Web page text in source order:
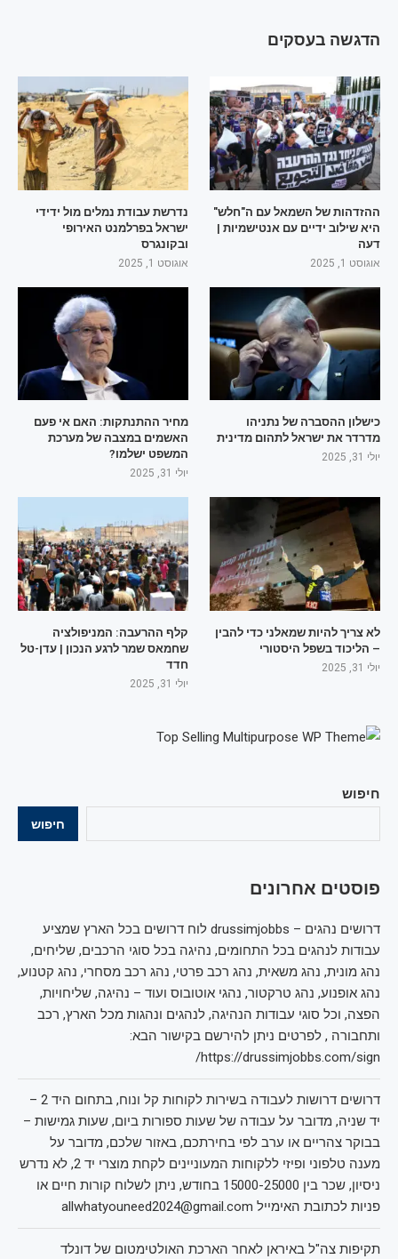
חיפוש
חיפוש
פוסטים אחרונים
דרושים נהגים – drussimjobbs לוח דרושים בכל הארץ שמציע
עבודות לנהגים בכל התחומים, נהיגה בכל סוגי הרכבים, שליחים,
נהג מונית, נהג משאית, נהג רכב פרטי, נהג רכב מסחרי, נהג קטנוע,
נהג אופנוע, נהג טרקטור, נהגי אוטובוס ועוד – נהיגה, שליחויות,
הפצה, וכל סוגי עבודות הנהיגה, לנהגים ונהגות מכל הארץ, רכב
ותחבורה , לפרטים ניתן להירשם בקישור הבא:
https://drussimjobbs.com/sign/
דרושים דרושות לעבודה בשירות לקוחות קל ונוח, בתחום היד 2 –
יד שניה, מדובר על עבודה של שעות ספורות ביום, שעות גמישות –
בבוקר צהריים או ערב לפי בחירתכם, באזור שלכם, מדובר על
מענה טלפוני ופיזי ללקוחות המעוניינים לקחת מוצרי יד 2, לא נדרש
ניסיון, שכר בין 15000-25000 בחודש, ניתן לשלוח קורות חיים או
פניות לכתובת האימייל allwhatyouneed2024@gmail.com
תקיפות צה"ל באיראן לאחר הארכת האולטימטום של דונלד
הדגשה בעסקים
ההזדהות של השמאל עם ה"חלש"
היא שילוב ידיים עם אנטישמיות |
דעה
אוגוסט 1, 2025
נדרשת עבודת נמלים מול ידידי
ישראל בפרלמנט האירופי
ובקונגרס
אוגוסט 1, 2025
כישלון ההסברה של נתניהו
מדרדר את ישראל לתהום מדינית
יולי 31, 2025
מחיר ההתנתקות: האם אי פעם
האשמים במצבה של מערכת
המשפט ישלמו?
יולי 31, 2025
לא צריך להיות שמאלני כדי להבין
– הליכוד בשפל היסטורי
יולי 31, 2025
קלף ההרעבה: המניפולציה
שחמאס שמר לרגע הנכון | עדן-טל
חדד
יולי 31, 2025